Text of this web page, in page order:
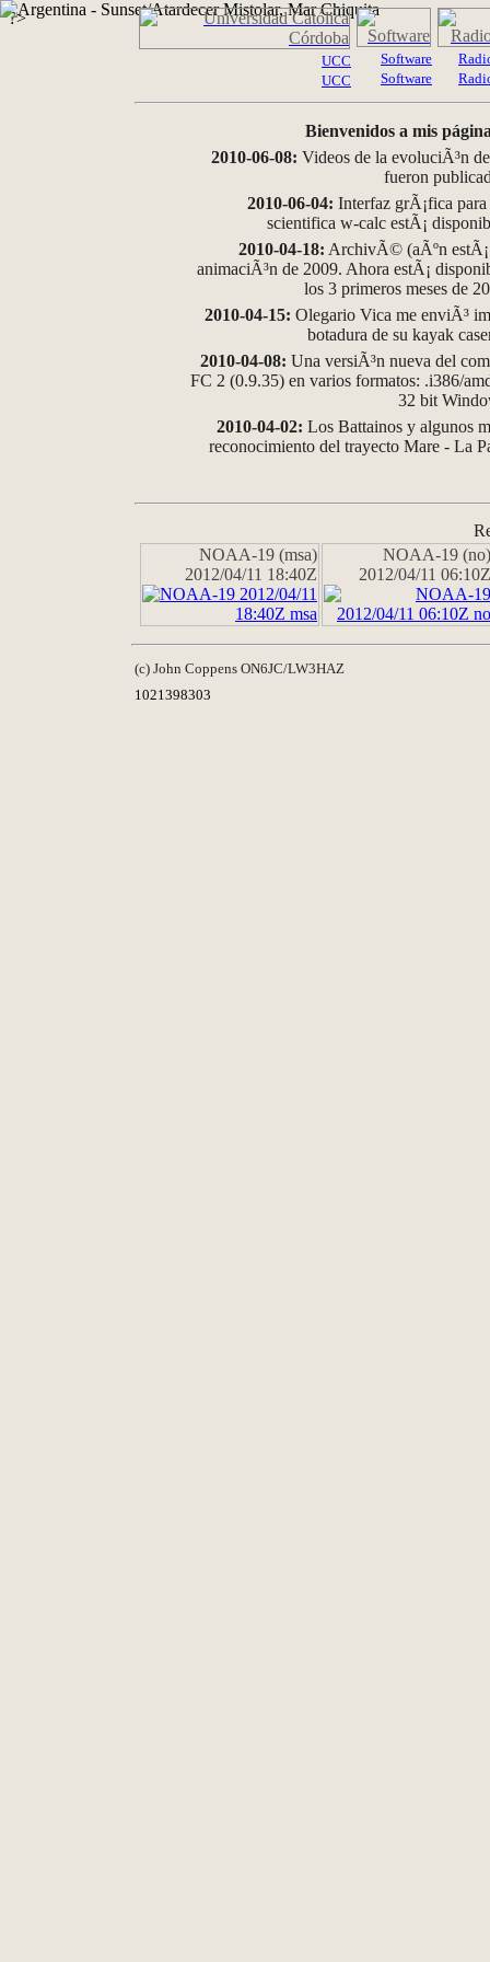
?>
UCC
UCC
Software
Software
Bienvenidos a mis
2010-06-08: Videos de la evoluciÃ³n
fueron
2010-06-04: Interfaz grÃ¡fica
scientifica w-calc estÃ¡
2010-04-18: ArchivÃ© (aÃºn
animaciÃ³n de 2009. Ahora estÃ¡
los 3 primeros meses de
2010-04-15: Olegario Vica me enviÃ³
botadura de su kayak
2010-04-08: Una versiÃ³n nueva del
FC 2 (0.9.35) en varios formatos: .i386/
32 bit
2010-04-02: Los Battainos y algunos
reconocimiento del trayecto Mare - La
NOAA-19 (msa)
2012/04/11 18:40Z
NOAA-19 (no)
2012/04/11 06:10Z
(c) John Coppens ON6JC/LW3HAZ
1021398303